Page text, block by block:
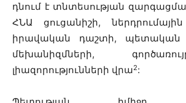
դնում է տնտեսության
ՀՆԱ ցուցանիշի, ներդրումային
իրավական դաշտի, պետական
մեխանիզմների,
լիազորությունների վրա2: